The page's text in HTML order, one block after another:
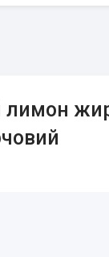
лимон